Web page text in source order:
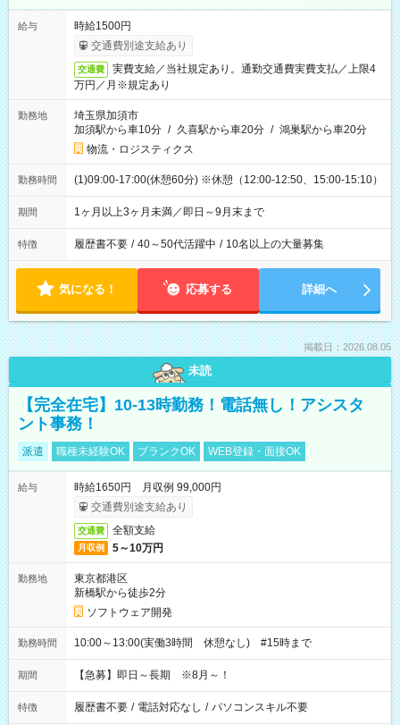
給与
時給1500円
交通費別途支給あり
交通費
実費支給／当社規定あり。通勤交通費実費支払／上限4
万円／月※規定あり
勤務地
埼玉県加須市
加須駅から車10分 / 久喜駅から車20分 / 鴻巣駅から車20分
物流・ロジスティクス
勤務時間 (1)09:00-17:00(休憩60分) ※休憩（12:00-12:50、15:00-15:10）
期間 1ヶ月以上3ヶ月未満／即日～9月末まで
特徴 履歴書不要 / 40～50代活躍中 / 10名以上の大量募集
気になる！ 応募する 詳細へ
掲載日：2026.08.05
未読
【完全在宅】10-13時勤務！電話無し！アシスタ
ント事務！
派遣 職種未経験OK ブランクOK WEB登録・面接OK
給与
時給1650円 月収例 99,000円
交通費別途支給あり
交通費 全額支給
月収例 5～10万円
勤務地
東京都港区
新橋駅から徒歩2分
ソフトウェア開発
勤務時間 10:00～13:00(実働3時間 休憩なし) #15時まで
期間 【急募】即日～長期 ※8月～！
特徴 履歴書不要 / 電話対応なし / パソコンスキル不要